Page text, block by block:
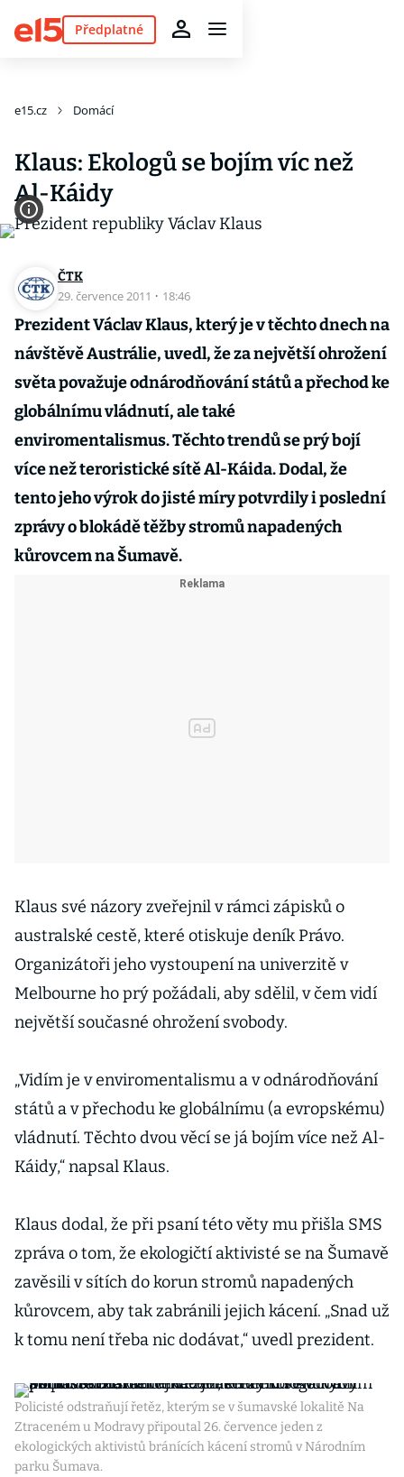
Předplatné
e15.cz Domácí
Klaus: Ekologů se bojím víc než
Al-Káidy
ČTK
29. července 2011 · 18:46
Prezident Václav Klaus, který je v těchto dnech na
návštěvě Austrálie, uvedl, že za největší ohrožení
světa považuje odnárodňování států a přechod ke
globálnímu vládnutí, ale také
enviromentalismus. Těchto trendů se prý bojí
více než teroristické sítě Al-Káida. Dodal, že
tento jeho výrok do jisté míry potvrdily i poslední
zprávy o blokádě těžby stromů napadených
kůrovcem na Šumavě.
Klaus své názory zveřejnil v rámci zápisků o
australské cestě, které otiskuje deník Právo.
Organizátoři jeho vystoupení na univerzitě v
Melbourne ho prý požádali, aby sdělil, v čem vidí
největší současné ohrožení svobody.
„Vidím je v enviromentalismu a v odnárodňování
států a v přechodu ke globálnímu (a evropskému)
vládnutí. Těchto dvou věcí se já bojím více než Al-
Káidy,“ napsal Klaus.
Klaus dodal, že při psaní této věty mu přišla SMS
zpráva o tom, že ekologičtí aktivisté se na Šumavě
zavěsili v sítích do korun stromů napadených
kůrovcem, aby tak zabránili jejich kácení. „Snad už
k tomu není třeba nic dodávat,“ uvedl prezident.
Policisté odstraňují řetěz, kterým se v šumavské lokalitě Na
Ztraceném u Modravy připoutal 26. července jeden z
ekologických aktivistů bránících kácení stromů v Národním
parku Šumava.